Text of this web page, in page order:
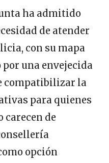
ha admitido
de atender
con su mapa
una envejecida
compatibilizar la
para quienes
carecen de
opción